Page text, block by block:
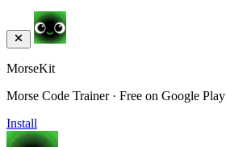
MorseKit
Morse Code Trainer · Free on Google Play
Install